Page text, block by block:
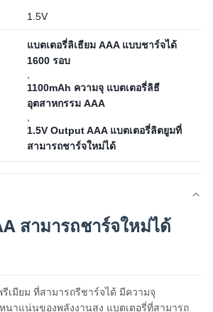
1.5V
แบตเตอรี่ลิเธียม AAA แบบชาร์จได้
1600 รอบ
1100mAh ความจุ แบตเตอรี่ลิธี
อุตสาหกรรม AAA
1.5V Output AAA แบตเตอรี่ลิตยูมที่
สามารถชาร์จใหม่ได้
สามารถชาร์จใหม่ได้
เมียม ที่สามารถรีชาร์จได้ มีความจุ
นาแน่นของพลังงานสูง แบตเตอรี่ที่สามารถ